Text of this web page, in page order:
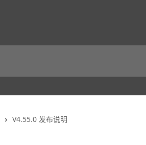
V4.55.0 发布说明